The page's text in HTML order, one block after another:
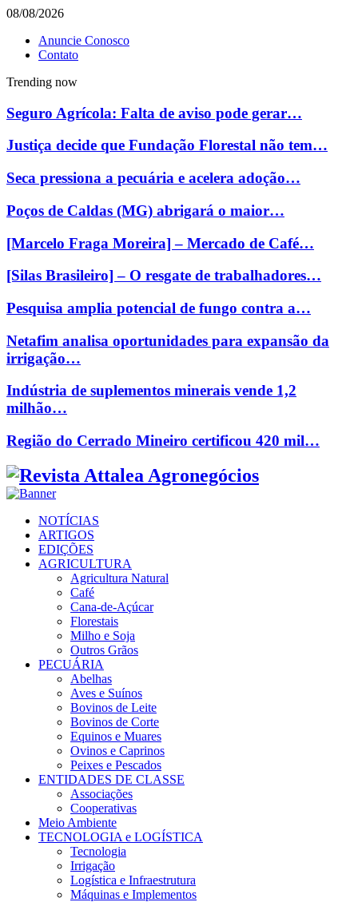
08/08/2026
Anuncie Conosco
Contato
Trending now
Seguro Agrícola: Falta de aviso pode gerar…
Justiça decide que Fundação Florestal não tem…
Seca pressiona a pecuária e acelera adoção…
Poços de Caldas (MG) abrigará o maior…
[Marcelo Fraga Moreira] – Mercado de Café…
[Silas Brasileiro] – O resgate de trabalhadores…
Pesquisa amplia potencial de fungo contra a…
Netafim analisa oportunidades para expansão da
irrigação…
Indústria de suplementos minerais vende 1,2
milhão…
Região do Cerrado Mineiro certificou 420 mil…
Facebook
Twitter
Instagram
Linkedin
Youtube
Email
NOTÍCIAS
ARTIGOS
EDIÇÕES
AGRICULTURA
Agricultura Natural
Café
Cana-de-Açúcar
Florestais
Milho e Soja
Outros Grãos
PECUÁRIA
Abelhas
Aves e Suínos
Bovinos de Leite
Bovinos de Corte
Equinos e Muares
Ovinos e Caprinos
Peixes e Pescados
ENTIDADES DE CLASSE
Associações
Cooperativas
Meio Ambiente
TECNOLOGIA e LOGÍSTICA
Tecnologia
Irrigação
Logística e Infraestrutura
Máquinas e Implementos